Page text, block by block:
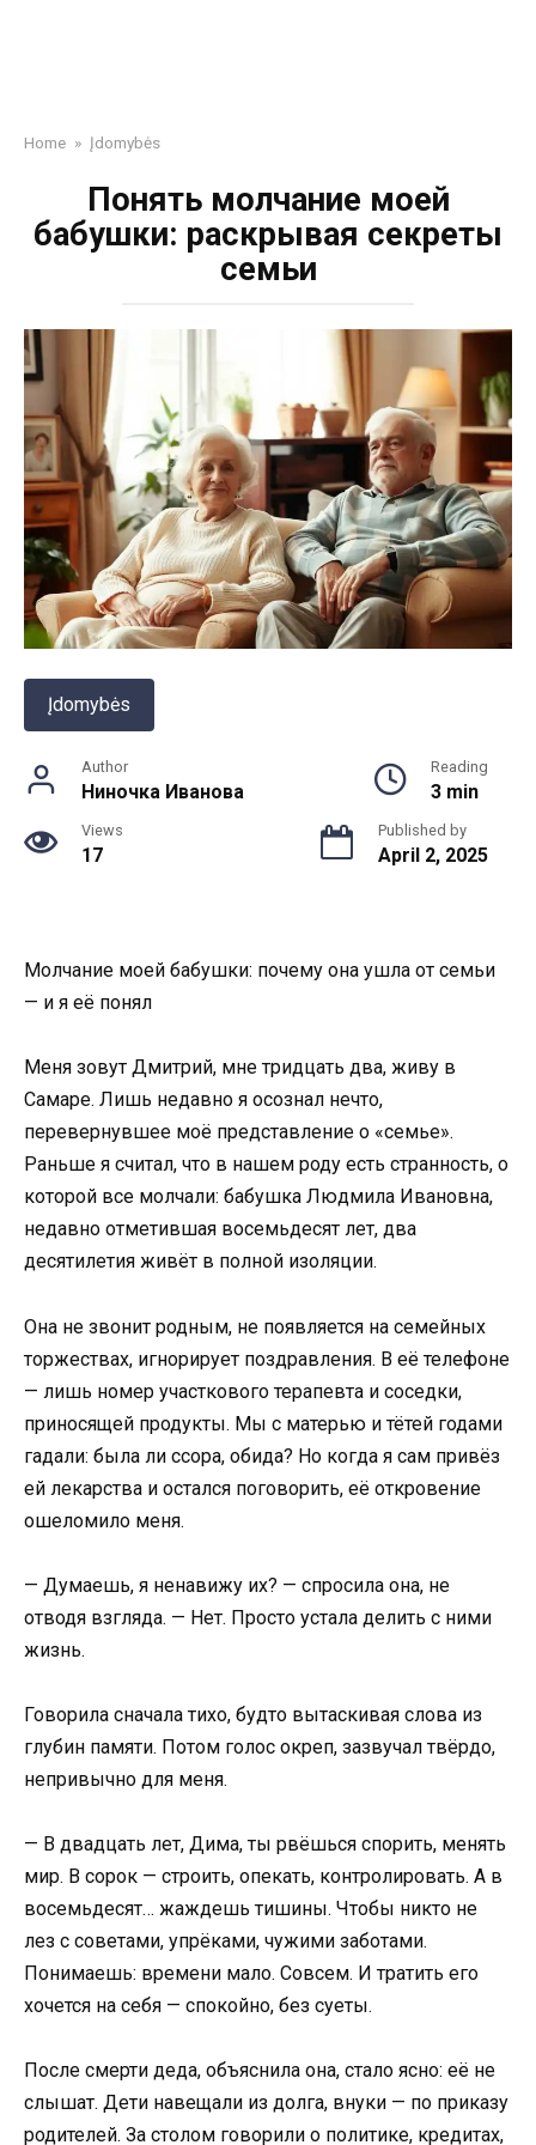
Home » Įdomybės
Понять молчание моей
бабушки: раскрывая секреты
семьи
Įdomybės
Author
Ниночка Иванова
Reading
3 min
Views
17
Published by
April 2, 2025
Молчание моей бабушки: почему она ушла от семьи
— и я её понял
Меня зовут Дмитрий, мне тридцать два, живу в
Самаре. Лишь недавно я осознал нечто,
перевернувшее моё представление о «семье».
Раньше я считал, что в нашем роду есть странность, о
которой все молчали: бабушка Людмила Ивановна,
недавно отметившая восемьдесят лет, два
десятилетия живёт в полной изоляции.
Она не звонит родным, не появляется на семейных
торжествах, игнорирует поздравления. В её телефоне
— лишь номер участкового терапевта и соседки,
приносящей продукты. Мы с матерью и тётей годами
гадали: была ли ссора, обида? Но когда я сам привёз
ей лекарства и остался поговорить, её откровение
ошеломило меня.
— Думаешь, я ненавижу их? — спросила она, не
отводя взгляда. — Нет. Просто устала делить с ними
жизнь.
Говорила сначала тихо, будто вытаскивая слова из
глубин памяти. Потом голос окреп, зазвучал твёрдо,
непривычно для меня.
— В двадцать лет, Дима, ты рвёшься спорить, менять
мир. В сорок — строить, опекать, контролировать. А в
восемьдесят… жаждешь тишины. Чтобы никто не
лез с советами, упрёками, чужими заботами.
Понимаешь: времени мало. Совсем. И тратить его
хочется на себя — спокойно, без суеты.
После смерти деда, объяснила она, стало ясно: её не
слышат. Дети навещали из долга, внуки — по приказу
родителей. За столом говорили о политике, кредитах,